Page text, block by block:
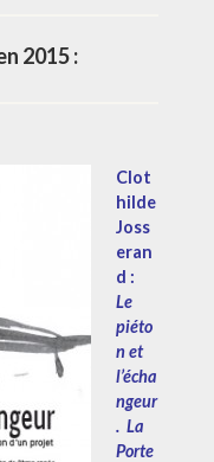
2015 :
Clot
hilde
Joss
eran
d :
Le
piéto
n et
l’écha
ngeur
. La
Porte